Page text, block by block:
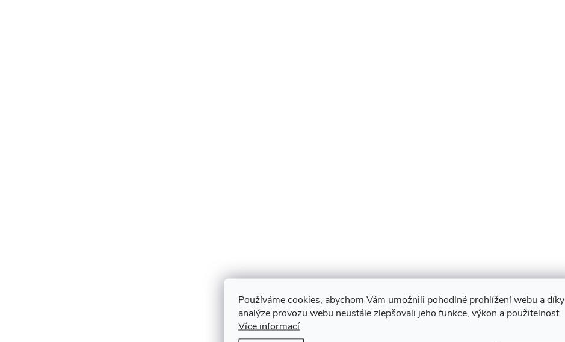
Používáme cookies, abychom Vám umožnili pohodlné prohlížení webu a díky
analýze provozu webu neustále zlepšovali jeho funkce, výkon a použitelnost.
Více informací